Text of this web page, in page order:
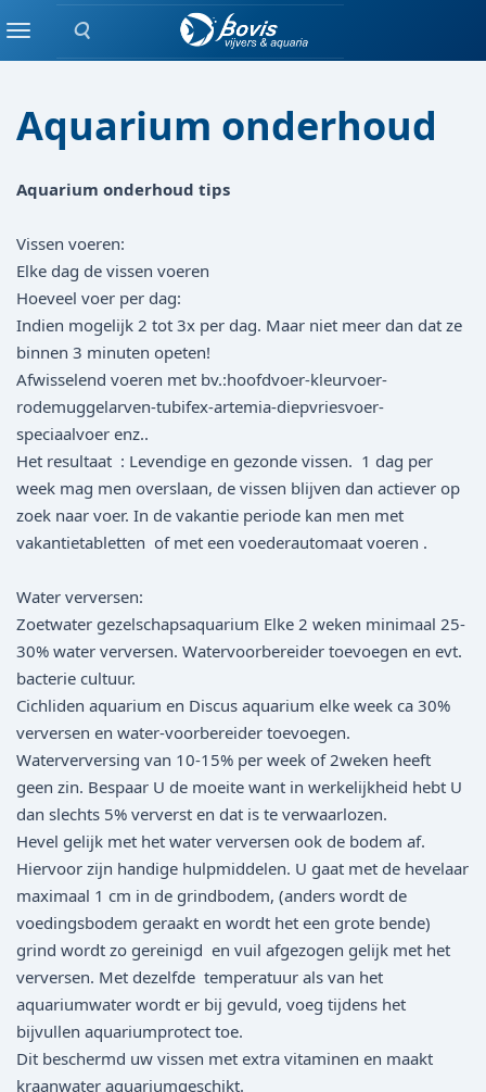
Zoeken
Menu
Aquarium onderhoud
Aquarium onderhoud tips
Vissen voeren:
Elke dag de vissen voeren
Hoeveel voer per dag:
Indien mogelijk 2 tot 3x per dag. Maar niet meer dan dat ze
binnen 3 minuten opeten!
Afwisselend voeren met bv.:hoofdvoer-kleurvoer-
rodemuggelarven-tubifex-artemia-diepvriesvoer-
speciaalvoer enz..
Het resultaat : Levendige en gezonde vissen. 1 dag per
week mag men overslaan, de vissen blijven dan actiever op
zoek naar voer. In de vakantie periode kan men met
vakantietabletten of met een voederautomaat voeren .
Water verversen:
Zoetwater gezelschapsaquarium Elke 2 weken minimaal 25-
30% water verversen. Watervoorbereider toevoegen en evt.
bacterie cultuur.
Cichliden aquarium en Discus aquarium elke week ca 30%
verversen en water-voorbereider toevoegen.
Waterverversing van 10-15% per week of 2weken heeft
geen zin. Bespaar U de moeite want in werkelijkheid hebt U
dan slechts 5% ververst en dat is te verwaarlozen.
Hevel gelijk met het water verversen ook de bodem af.
Hiervoor zijn handige hulpmiddelen. U gaat met de hevelaar
maximaal 1 cm in de grindbodem, (anders wordt de
voedingsbodem geraakt en wordt het een grote bende)
grind wordt zo gereinigd en vuil afgezogen gelijk met het
verversen. Met dezelfde temperatuur als van het
aquariumwater wordt er bij gevuld, voeg tijdens het
bijvullen aquariumprotect toe.
Dit beschermd uw vissen met extra vitaminen en maakt
kraanwater aquariumgeschikt.